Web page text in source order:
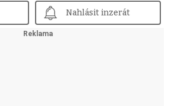
Nahlásit inzerát